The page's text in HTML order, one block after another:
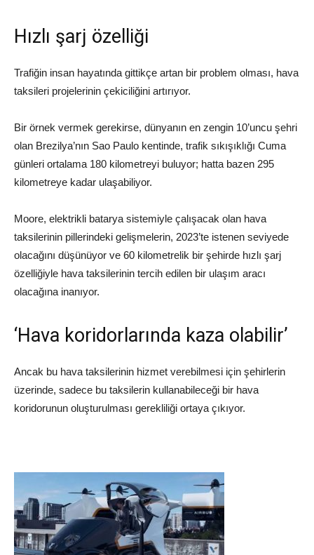
Hızlı şarj özelliği
Trafiğin insan hayatında gittikçe artan bir problem olması, hava
taksileri projelerinin çekiciliğini artırıyor.
Bir örnek vermek gerekirse, dünyanın en zengin 10’uncu şehri
olan Brezilya’nın Sao Paulo kentinde, trafik sıkışıklığı Cuma
günleri ortalama 180 kilometreyi buluyor; hatta bazen 295
kilometreye kadar ulaşabiliyor.
Moore, elektrikli batarya sistemiyle çalışacak olan hava
taksilerinin pillerindeki gelişmelerin, 2023’te istenen seviyede
olacağını düşünüyor ve 60 kilometrelik bir şehirde hızlı şarj
özelliğiyle hava taksilerinin tercih edilen bir ulaşım aracı
olacağına inanıyor.
‘Hava koridorlarında kaza olabilir’
Ancak bu hava taksilerinin hizmet verebilmesi için şehirlerin
üzerinde, sadece bu taksilerin kullanabileceği bir hava
koridorunun oluşturulması gerekliliği ortaya çıkıyor.